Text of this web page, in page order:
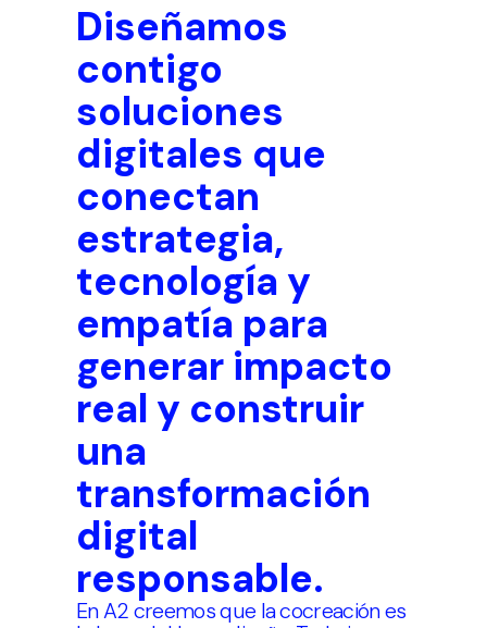
Diseñamos
contigo
soluciones
digitales que
conectan
estrategia,
tecnología y
empatía para
generar impacto
real y construir
una
transformación
digital
responsable.
En A2 creemos que la cocreación es